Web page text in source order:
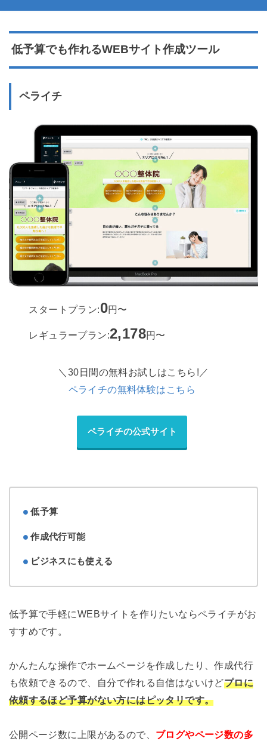
低予算でも作れるWEBサイト作成ツール
ペライチ
スタートプラン:0円〜
レギュラープラン:2,178円〜
＼30日間の無料お試しはこちら!／
ペライチの無料体験はこちら
ペライチの公式サイト
低予算
作成代行可能
ビジネスにも使える
低予算で手軽にWEBサイトを作りたいならペライチがお
すすめです。
かんたんな操作でホームページを作成したり、作成代行
も依頼できるので、自分で作れる自信はないけどプロに
依頼するほど予算がない方にはピッタリです。
公開ページ数に上限があるので、 ブログやページ数の多